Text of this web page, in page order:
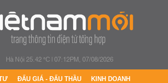
Hà Nội 25.42 °C|07:12PM, 07/08/2026
ĐẤU GIÁ - ĐẤU THẦU KINH DOANH